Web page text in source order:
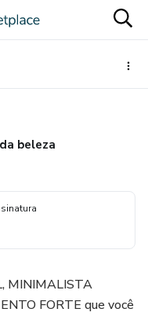
beleza
MINIMALISTA
FORTE que você